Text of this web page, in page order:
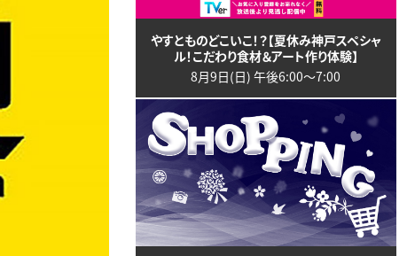
やすとものどこいこ！？【夏休み神戸スペシャ
ル！こだわり食材＆アート作り体験】
8月9日(日) 午後6:00〜7:00